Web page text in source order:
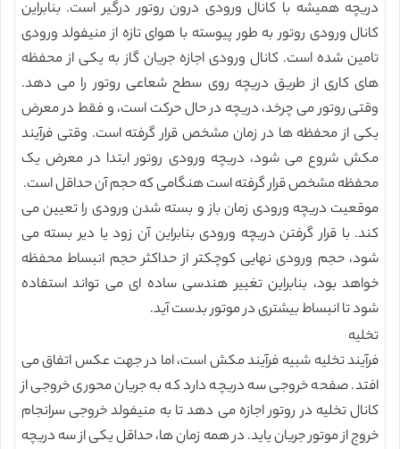
دریچه همیشه با کانال ورودی درون روتور درگیر است. بنابراین
کانال ورودی روتور به طور پیوسته با هوای تازه از منیفولد ورودی
تامین شده است. کانال ورودی اجازه جریان گاز به یکی از محفظه
های کاری از طریق دریچه روی سطح شعاعی روتور را می دهد.
وقتی روتور می چرخد، دریچه در حال حرکت است، و فقط در معرض
یکی از محفظه ها در زمان مشخص قرار گرفته است. وقتی فرآیند
مکش شروع می شود، دریچه ورودی روتور ابتدا در معرض یک
محفظه مشخص قرار گرفته است هنگامی که حجم آن حداقل است.
موقعیت دریچه ورودی زمان باز و بسته شدن ورودی را تعیین می
کند. با قرار گرفتن دریچه ورودی بنابراین آن زود یا دیر بسته می
شود، حجم ورودی نهایی کوچکتر از حداکثر حجم انبساط محفظه
خواهد بود، بنابراین تغییر هندسی ساده ای می تواند استفاده
شود تا انبساط بیشتری در موتور بدست آید.
تخلیه
فرآیند تخلیه شبیه فرآیند مکش است، اما در جهت عکس اتفاق می
افتد. صفحه خروجی سه دریچه دارد که به جریان محوری خروجی از
کانال تخلیه در روتور اجازه می دهد تا به منیفولد خروجی سرانجام
خروج از موتور جریان یاید. در همه زمان ها، حداقل یکی از سه دریچه